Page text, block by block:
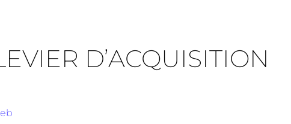
D’ACQUISITION